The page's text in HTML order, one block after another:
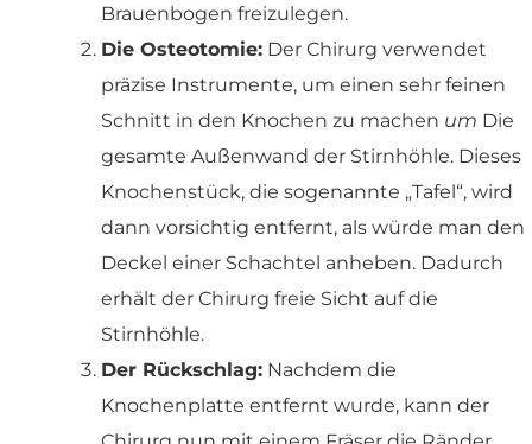
Brauenbogen freizulegen.
Die Osteotomie: Der Chirurg verwendet
präzise Instrumente, um einen sehr feinen
Schnitt in den Knochen zu machen um Die
gesamte Außenwand der Stirnhöhle. Dieses
Knochenstück, die sogenannte „Tafel“, wird
dann vorsichtig entfernt, als würde man den
Deckel einer Schachtel anheben. Dadurch
erhält der Chirurg freie Sicht auf die
Stirnhöhle.
Der Rückschlag: Nachdem die
Knochenplatte entfernt wurde, kann der